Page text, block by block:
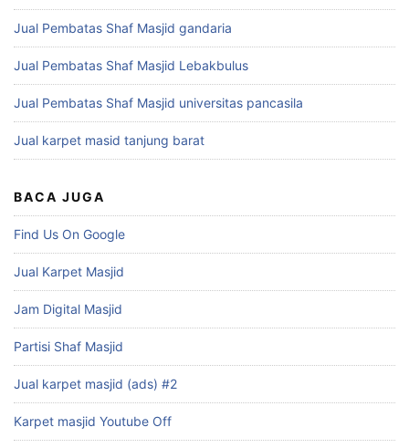
Jual Pembatas Shaf Masjid gandaria
Jual Pembatas Shaf Masjid Lebakbulus
Jual Pembatas Shaf Masjid universitas pancasila
Jual karpet masid tanjung barat
BACA JUGA
Find Us On Google
Jual Karpet Masjid
Jam Digital Masjid
Partisi Shaf Masjid
Jual karpet masjid (ads) #2
Karpet masjid Youtube Off